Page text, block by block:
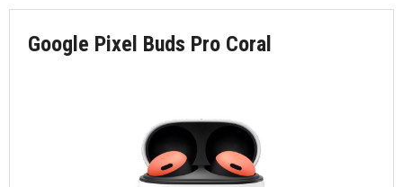
Google Pixel Buds Pro Coral